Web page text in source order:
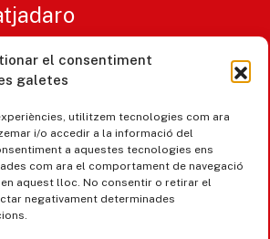
el consentiment
galetes
utilitzem tecnologies com ara
i/o accedir a la informació del
a aquestes tecnologies ens
com ara el comportament de navegació
aquest lloc. No consentir o retirar el
negativament determinades